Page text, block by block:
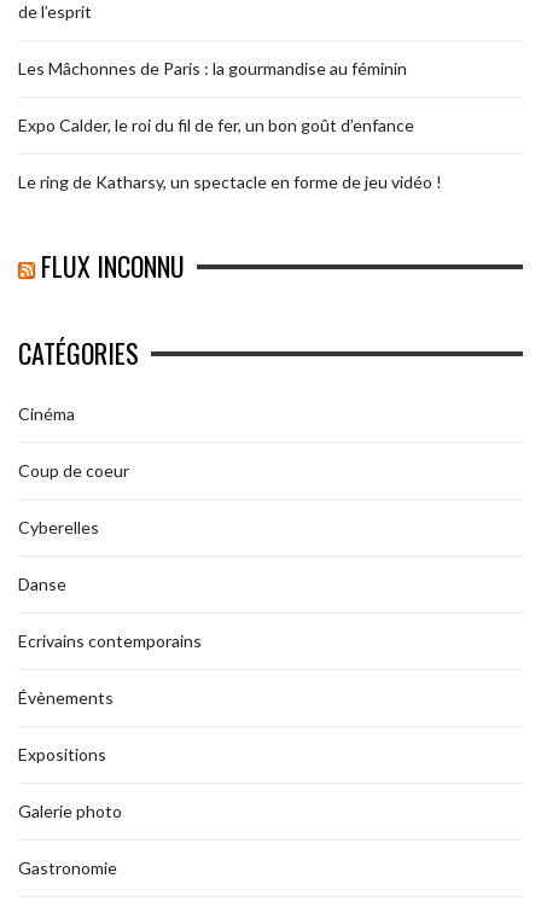
de l’esprit
Les Mâchonnes de Paris : la gourmandise au féminin
Expo Calder, le roi du fil de fer, un bon goût d’enfance
Le ring de Katharsy, un spectacle en forme de jeu vidéo !
FLUX INCONNU
CATÉGORIES
Cinéma
Coup de coeur
Cyberelles
Danse
Ecrivains contemporains
Évènements
Expositions
Galerie photo
Gastronomie